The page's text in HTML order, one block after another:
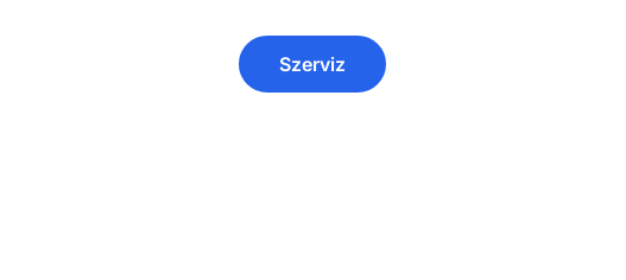
Szerviz